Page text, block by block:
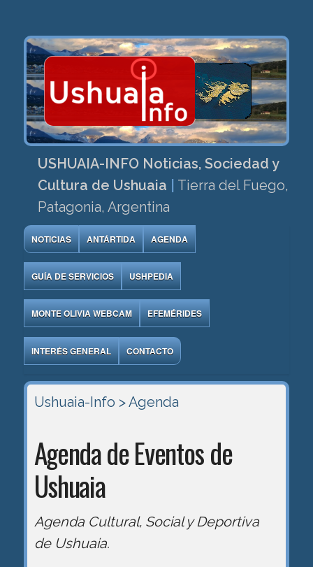
USHUAIA-INFO Noticias, Sociedad y
Cultura de Ushuaia
Tierra del Fuego,
Patagonia, Argentina
NOTICIAS ANTÁRTIDA AGENDA
GUÍA DE SERVICIOS USHPEDIA
MONTE OLIVIA WEBCAM EFEMÉRIDES
INTERÉS GENERAL CONTACTO
Ushuaia-Info > Agenda
Agenda de Eventos de
Ushuaia
Agenda Cultural, Social y Deportiva
de Ushuaia.